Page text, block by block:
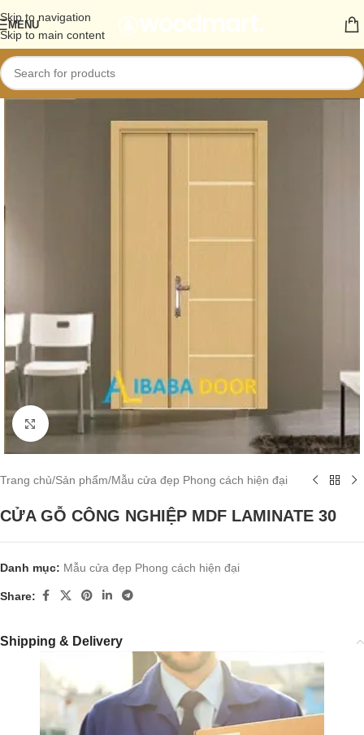
Skip to navigation
Skip to main content
MENU
Click to enlarge
Trang chủ/Sản phẩm/Mẫu cửa đẹp Phong cách hiện đại
CỬA GỖ CÔNG NGHIỆP MDF LAMINATE 30
Danh mục: Mẫu cửa đẹp Phong cách hiện đại
Share:
Shipping & Delivery